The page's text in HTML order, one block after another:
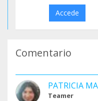
Accede
Comentario
PATRICIA
Teamer